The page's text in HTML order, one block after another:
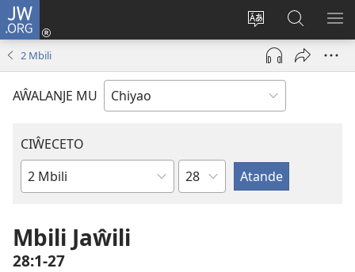
JW.ORG
Acenje
ciŵeceto
Ajinjile
(awugule
liwindo
pa
JW.ORG
2 Mbili
AŴALANJE MU
CIŴECETO
Buku
m'Baibulo
Chaputala
Mbili Jaŵili
28:1-27